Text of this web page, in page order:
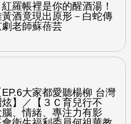
紅羅帳裡是你的醒酒湯！
酒竟現出原形－白蛇傳
劇老師蘇蓓芸
大家都愛聽楊柳 台灣
】／【３Ｃ育兒行不
、情緒、專注力有影